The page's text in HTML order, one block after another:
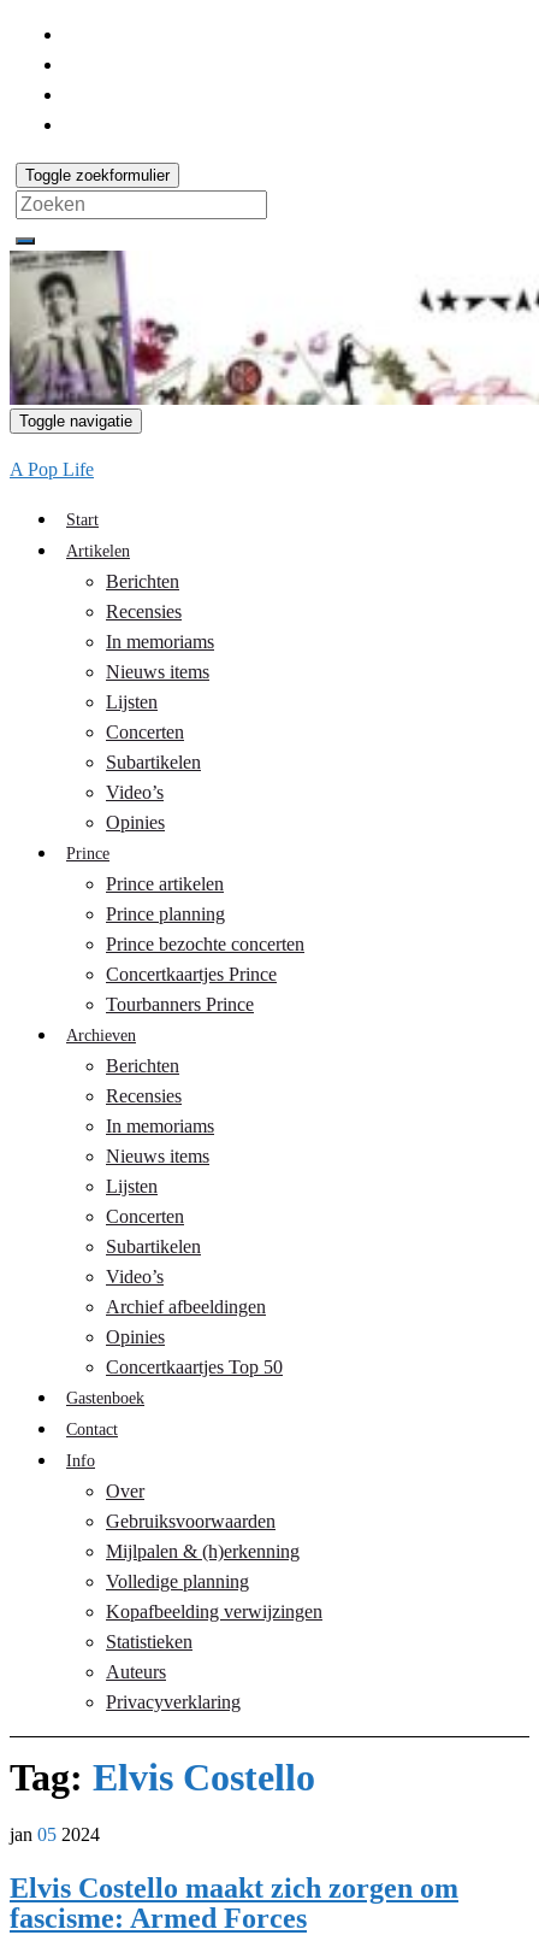
Toggle zoekformulier
Search
for:
Toggle navigatie
A Pop Life
Start
Artikelen
Berichten
Recensies
In memoriams
Nieuws items
Lijsten
Concerten
Subartikelen
Video’s
Opinies
Prince
Prince artikelen
Prince planning
Prince bezochte concerten
Concertkaartjes Prince
Tourbanners Prince
Archieven
Berichten
Recensies
In memoriams
Nieuws items
Lijsten
Concerten
Subartikelen
Video’s
Archief afbeeldingen
Opinies
Concertkaartjes Top 50
Gastenboek
Contact
Info
Over
Gebruiksvoorwaarden
Mijlpalen & (h)erkenning
Volledige planning
Kopafbeelding verwijzingen
Statistieken
Auteurs
Privacyverklaring
Tag: Elvis Costello
jan 05 2024
Elvis Costello maakt zich zorgen om
fascisme: Armed Forces